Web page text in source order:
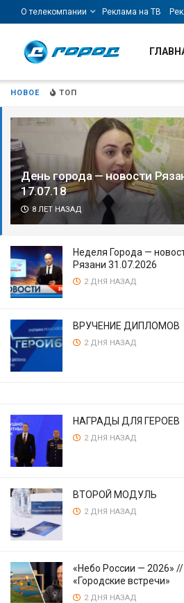
НОВОЕ ТОП
День города — новости
17.07.18
8 ЛЕТ НАЗАД
Неделя Города —
Рязани 31.07.2026
2 ДНЯ НАЗАД
ВРУЧЕНИЕ ДИПЛОМОВ
2 ДНЯ НАЗАД
НАГРАДЫ ДЛЯ ГЕРОЕВ
2 ДНЯ НАЗАД
ВТОРОЙ МОДУЛЬ
2 ДНЯ НАЗАД
«Небо России — 2026» //
«Городские встречи»
2 ДНЯ НАЗАД
О телекомпании Реклама на ТВ